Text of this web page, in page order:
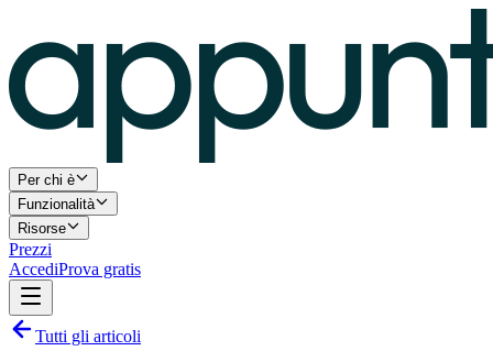
Per chi è
Funzionalità
Risorse
Prezzi
AccediProva gratis
Tutti gli articoli